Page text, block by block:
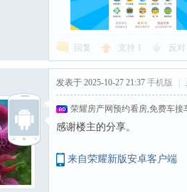
回复 支持 反对
发表于 2025-10-27 21:37 手机版
荣耀房产网预约看房,免费车接
感谢楼主的分享。
来自荣耀新版安卓客户端